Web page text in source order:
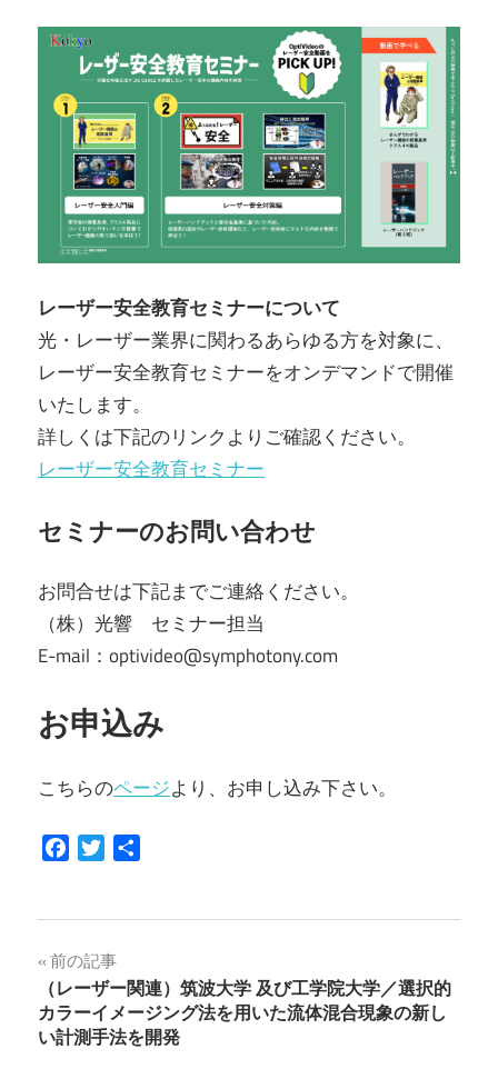
レーザー安全教育セミナーについて
光・レーザー業界に関わるあらゆる方を対象に、
レーザー安全教育セミナーをオンデマンドで開催
いたします。
詳しくは下記のリンクよりご確認ください。
レーザー安全教育セミナー
セミナーのお問い合わせ
お問合せは下記までご連絡ください。
（株）光響 セミナー担当
E-mail：optivideo@symphotony.com
お申込み
こちらのページより、お申し込み下さい。
FacebookTwitter
投
稿
ナ
前の記事
（レーザー関連）筑波大学 及び工学院大学／選択的
カラーイメージング法を用いた流体混合現象の新し
い計測手法を開発